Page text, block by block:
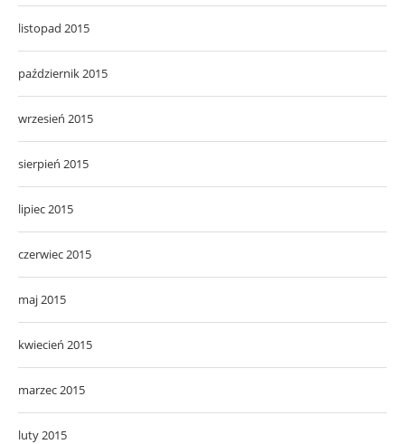
listopad 2015
październik 2015
wrzesień 2015
sierpień 2015
lipiec 2015
czerwiec 2015
maj 2015
kwiecień 2015
marzec 2015
luty 2015